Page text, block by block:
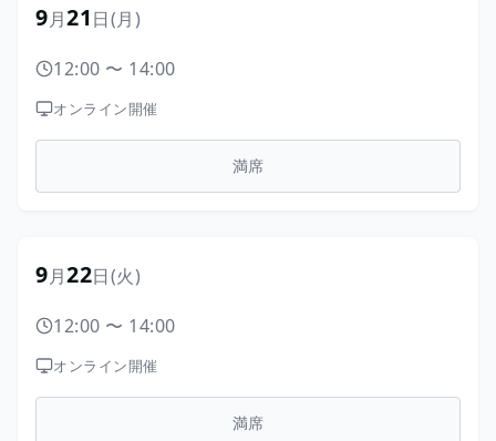
9月21日(月)
12:00 〜 14:00
オンライン開催
満席
9月22日(火)
12:00 〜 14:00
オンライン開催
満席